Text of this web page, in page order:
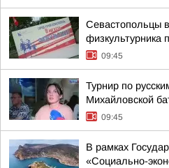
Севастопольцы
физкультурника
09:45
Турнир по
Михайловской
09:45
В рамках
«Социально-